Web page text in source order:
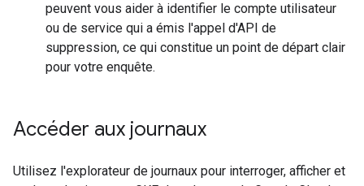
peuvent vous aider à identifier le compte utilisateur
ou de service qui a émis l'appel d'API de
suppression, ce qui constitue un point de départ clair
pour votre enquête.
Accéder aux journaux
Utilisez l'explorateur de journaux pour interroger, afficher et